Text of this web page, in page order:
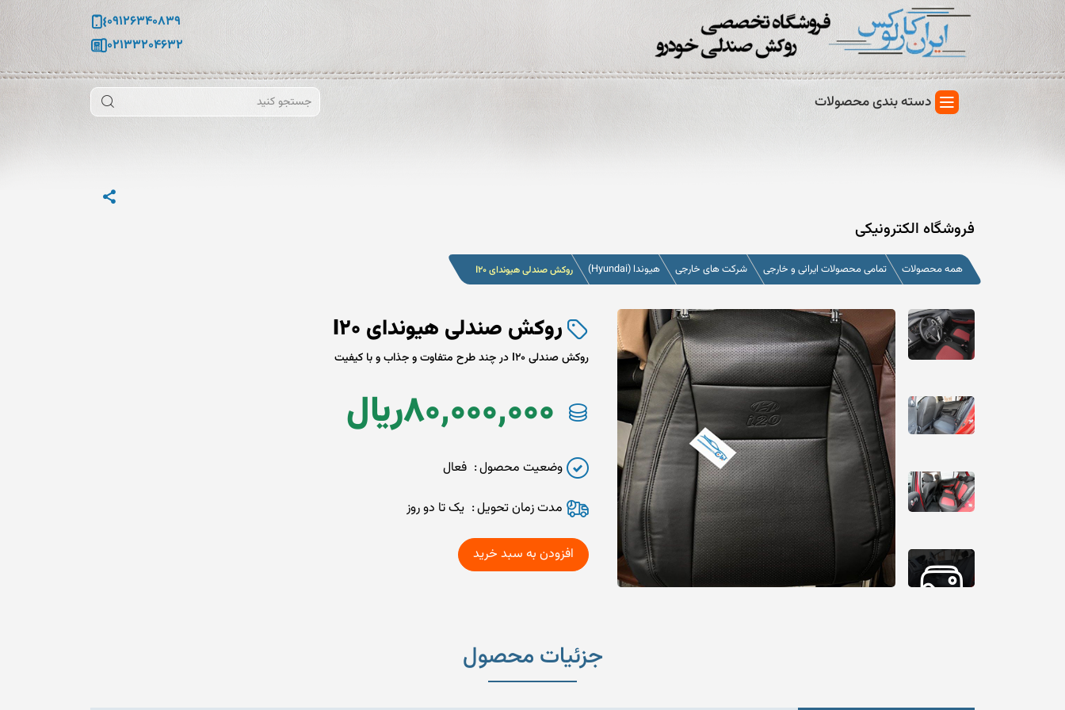
09126340839
02133204632
دسته بندی محصولات
فروشگاه الکترونیکی
همه محصولات تمامی محصولات ایرانی و خارجی شرکت های خارجی هیوندا (Hyundai) روکش صندلی هیوندای I20
روکش صندلی هیوندای I20
روکش صندلی I20 در چند طرح متفاوت و جذاب و با کیفیت
ريال80,000,000
وضعیت محصول فعال
مدت زمان تحويل یک تا دو روز
جزئیات محصول